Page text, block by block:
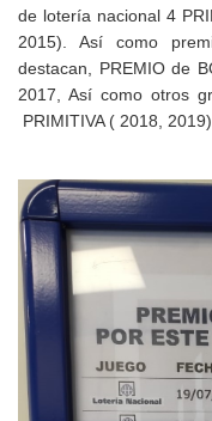
de lotería nacional 4
2015). Así como
destacan, PREMIO de
2017, Así como otros
PRIMITIVA ( 2018, 2019)